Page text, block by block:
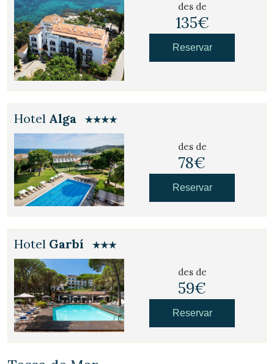
Gestionar la meva reserva
des de
135€
Reservar
Hotel Alga
des de
78€
Reservar
Hotel Garbí
des de
59€
Reservar